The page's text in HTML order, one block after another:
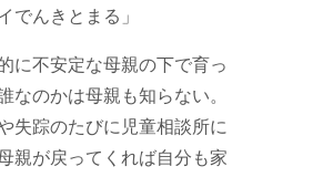
でんきとまる」
に不安定な母親の下で育っ
なのかは母親も知らない。
失踪のたびに児童相談所に
親が戻ってくれば自分も家